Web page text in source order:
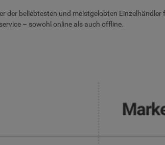
der beliebtesten und meistgelobten
– sowohl online als auch offline.